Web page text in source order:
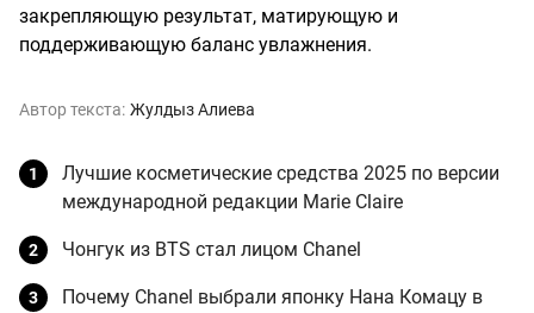
закрепляющую результат, матирующую и
поддерживающую баланс увлажнения.
Автор текста: Жулдыз Алиева
Лучшие косметические средства 2025 по версии
международной редакции Marie Claire
Чонгук из BTS стал лицом Chanel
Почему Chanel выбрали японку Нана Комацу в